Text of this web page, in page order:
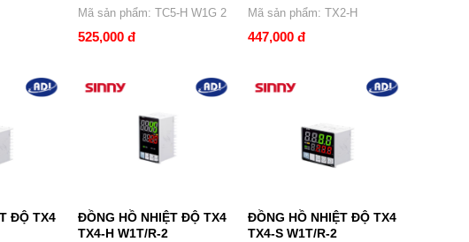
Mã sản phẩm: TC5-H W1G 2
525,000 đ
Mã sản phẩm: TX2-H
447,000 đ
ĐỘ TX4
ĐỒNG HỒ NHIỆT ĐỘ TX4
TX4-H W1T/R-2
ĐỒNG HỒ NHIỆT ĐỘ TX4
TX4-S W1T/R-2